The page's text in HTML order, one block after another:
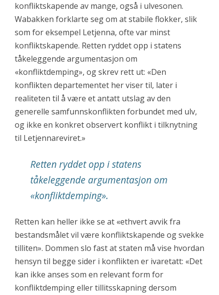
konfliktskapende av mange, også i ulvesonen.
Wabakken forklarte seg om at stabile flokker, slik
som for eksempel Letjenna, ofte var minst
konfliktskapende. Retten ryddet opp i statens
tåkeleggende argumentasjon om
«konfliktdemping», og skrev rett ut: «Den
konflikten departementet her viser til, later i
realiteten til å være et antatt utslag av den
generelle samfunnskonflikten forbundet med ulv,
og ikke en konkret observert konflikt i tilknytning
til Letjennareviret.»
Retten ryddet opp i statens
tåkeleggende argumentasjon om
«konfliktdemping».
Retten kan heller ikke se at «ethvert avvik fra
bestandsmålet vil være konfliktskapende og svekke
tilliten». Dommen slo fast at staten må vise hvordan
hensyn til begge sider i konflikten er ivaretatt: «Det
kan ikke anses som en relevant form for
konfliktdemping eller tillitsskapning dersom